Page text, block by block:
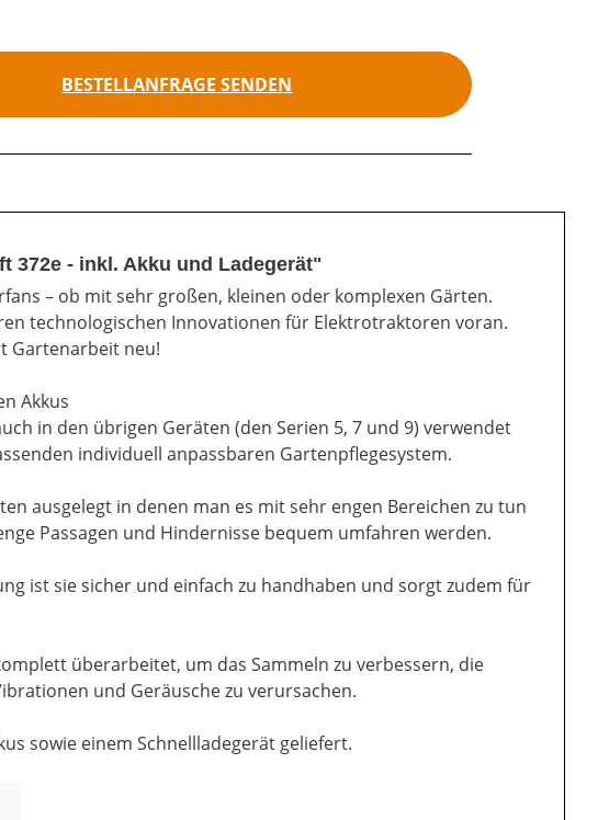
BESTELLANFRAGE SENDEN
372e - inkl. Akku und Ladegerät"
– ob mit sehr großen, kleinen oder komplexen Gärten.
technologischen Innovationen für Elektrotraktoren voran.
Gartenarbeit neu!
Akkus
in den übrigen Geräten (den Serien 5, 7 und 9) verwendet
individuell anpassbaren Gartenpflegesystem.
ausgelegt in denen man es mit sehr engen Bereichen zu tun
Passagen und Hindernisse bequem umfahren werden.
ist sie sicher und einfach zu handhaben und sorgt zudem für
überarbeitet, um das Sammeln zu verbessern, die
und Geräusche zu verursachen.
sowie einem Schnellladegerät geliefert.